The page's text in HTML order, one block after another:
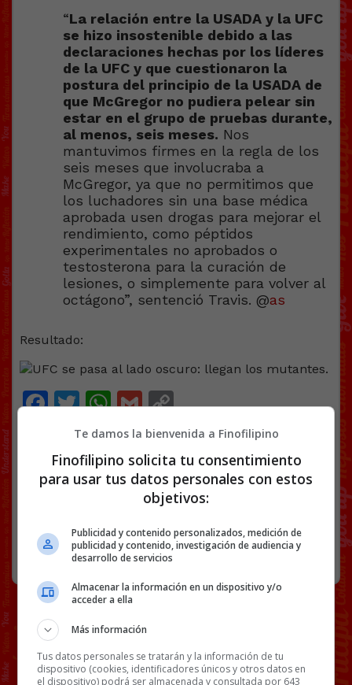
“La relación entre la USADA y la UFC
se hizo insostenible debido a las
declaraciones hechas por los líderes
de la UFC y que cuestionaron la
postura del principio de la USADA de
que McGregor no pudiera pelear sin
estar en el grupo de pruebas durante,
al menos, seis meses. Nos
mantuvimos firmes en la regla de los
seis meses que involucraba a
McGregor, ya que no permitimos que
los luchadores sin una base médica
aprobada usen drogas para mejorar el
rendimiento, como péptidos
experimentales no aprobados o
testosterona para la curación de
lesiones, o simplemente para volver al
octágono”, sentenció Travis. @as
Resultado:
Facebook
Twitter
WhatsApp
Gmail
Copy
Link
NOTICIAS UFC USADA
RANDOM 13 FEBRERO, 2024
Te damos la bienvenida a Finofilipino
Finofilipino solicita tu consentimiento
para usar tus datos personales con estos
objetivos:
Publicidad y contenido personalizados, medición de
publicidad y contenido, investigación de audiencia y
desarrollo de servicios
Almacenar la información en un dispositivo y/o
acceder a ella
Más información
Tus datos personales se tratarán y la información de tu
dispositivo (cookies, identificadores únicos y otros datos en
el dispositivo) podrá ser almacenada y consultada por 643